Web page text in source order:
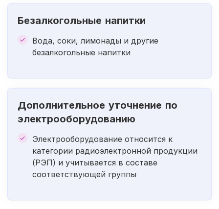
Безалкогольные напитки
Вода, соки, лимонады и другие
безалкогольные напитки
Дополнительное уточнение по
электрооборудованию
Электрооборудование относится к
категории радиоэлектронной продукции
(РЭП) и учитывается в составе
соответствующей группы